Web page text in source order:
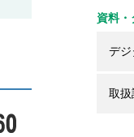
資料・
デジ
取扱